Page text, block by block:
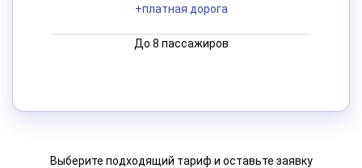
+платная дорога
До 8 пассажиров
Выберите подходящий тариф и оставьте заявку